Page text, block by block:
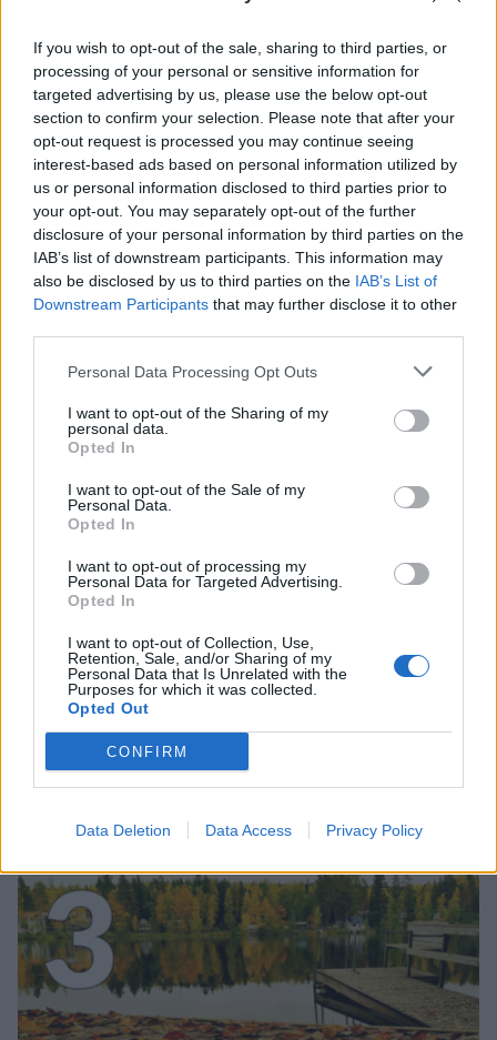
If you wish to opt-out of the sale, sharing to third parties, or
processing of your personal or sensitive information for
targeted advertising by us, please use the below opt-out
section to confirm your selection. Please note that after your
opt-out request is processed you may continue seeing
interest-based ads based on personal information utilized by
us or personal information disclosed to third parties prior to
your opt-out. You may separately opt-out of the further
disclosure of your personal information by third parties on the
IAB’s list of downstream participants. This information may
also be disclosed by us to third parties on the IAB’s List of
Downstream Participants that may further disclose it to other
Personal Data Processing Opt Outs
I want to opt-out of the Sharing of my
personal data.
Opted In
I want to opt-out of the Sale of my
Personal Data.
Opted In
I want to opt-out of processing my
Personal Data for Targeted Advertising.
Opted In
I want to opt-out of Collection, Use,
Retention, Sale, and/or Sharing of my
Personal Data that Is Unrelated with the
Purposes for which it was collected.
Opted Out
CONFIRM
Data Deletion Data Access Privacy Policy
1
UUTISET
Leskeneläke ei kuulu kaikille –
Kela muistuttaa tärkeästä
ikärajasta
2
MATKAILU
Finnairin lennoista osan lentää
jatkossa toinen lentoyhtiö –
matkustajille tärkeä rajoitus
3